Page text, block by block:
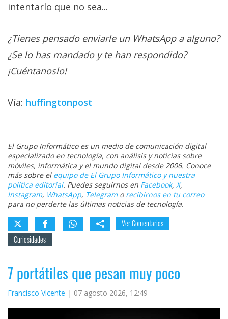
intentarlo que no sea...
¿Tienes pensado enviarle un WhatsApp a alguno?
¿Se lo has mandado y te han respondido?
¡Cuéntanoslo!
Vía: huffingtonpost
El Grupo Informático es un medio de comunicación digital
especializado en tecnología, con análisis y noticias sobre
móviles, informática y el mundo digital desde 2006. Conoce
más sobre el equipo de El Grupo Informático y nuestra
política editorial. Puedes seguirnos en Facebook, X,
Instagram, WhatsApp, Telegramo recibirnos en tu correo
para no perderte las últimas noticias de tecnología.
Ver Comentarios
Curiosidades
7 portátiles que pesan muy poco
Francisco Vicente 07 agosto 2026, 12:49